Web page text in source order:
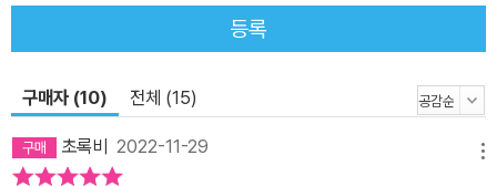
정체를 알아내야 했다. 알아야만 비로소 벗어버릴 수 있을 것 같았다.
_「미국 놈, 일본 놈, 조선 사람」 중에서, 31쪽 <디어 평양>을 공개하
을 강요하지만, 이를 거부하자 북한 입국을 금지한다. 양영희는 분노
와 반발심을 응축시켜 4년 뒤 보란 듯이 사과문 대신 <굿바이, 평양>
을 발표함으로써 부당한 조치에 굴하지 않겠다는 다짐을 천명한다.
등록
구매자 (10) 전체 (15)
초록비 2022-11-29